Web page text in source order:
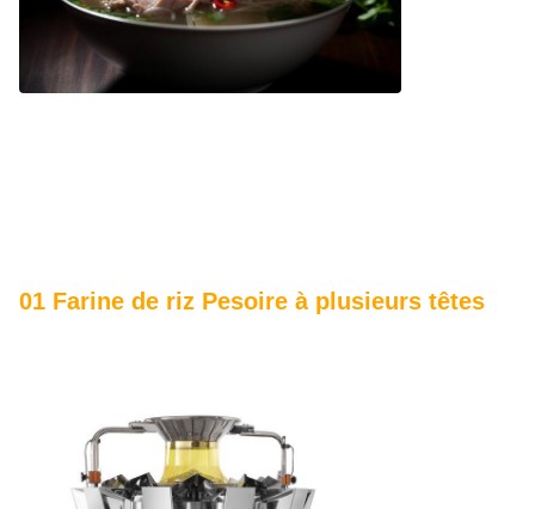
01 Farine de riz Pesoire à plusieurs têtes